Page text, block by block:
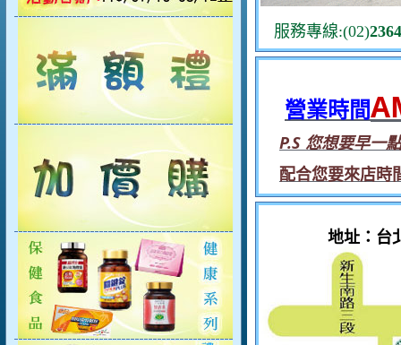
服務專線:(02)
營業時間
P.S 您想要早一
配合您要來店時
地址： 台